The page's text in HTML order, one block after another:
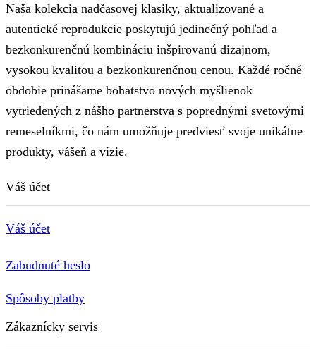
Naša kolekcia nadčasovej klasiky, aktualizované a
autentické reprodukcie poskytujú jedinečný pohľad a
bezkonkurenčnú kombináciu inšpirovanú dizajnom,
vysokou kvalitou a bezkonkurenčnou cenou. Každé ročné
obdobie prinášame bohatstvo nových myšlienok
vytriedených z nášho partnerstva s poprednými svetovými
remeselníkmi, čo nám umožňuje predviesť svoje unikátne
produkty, vášeň a vízie.
Váš účet
Váš účet
Zabudnuté heslo
Spôsoby platby
Zákaznícky servis